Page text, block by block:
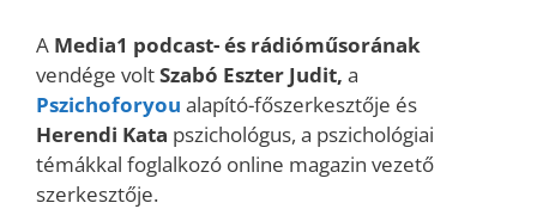
A Media1 podcast- és rádióműsorának
vendége voltSzabó Eszter Judit, a
Pszichoforyou alapító-főszerkesztője és
Herendi Kata pszichológus, a pszichológiai
témákkal foglalkozó online magazin vezető
szerkesztője.